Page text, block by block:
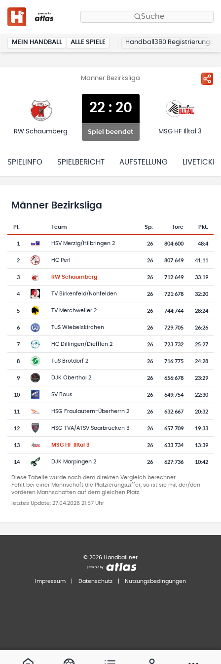
Suche
MEIN HANDBALL ALLE SPIELE Handball360 Registrierung
Männer Bezirksliga
RW Schaumberg
22: 20
Spiel beendet MSG HF Illtal 3
SPIELINFO SPIELBERICHT AUFSTELLUNG LIVETICKER
Männer Bezirksliga
Tabelle mit Vereinsplatzierungen, Spielen, Toren und Punkten
Pl.
Team-Logo
Team Sp. Tore Pkt.
1 HSV Merzig/Hilbringen 2 26 804:600 48:4
2 HC Perl 26 807:649 41:11
3 RW Schaumberg 26 712:649 33:19
4 TV Birkenfeld/Nohfelden 26 721:678 32:20
5 TV Merchweiler 2 26 744:744 28:24
6 TuS Wiebelskirchen 26 729:705 26:26
7 HC Dillingen/Diefflen 2 26 723:732 25:27
8 TuS Brotdorf 2 26 716:775 24:28
9 DJK Oberthal 2 26 656:678 23:29
10 SV Bous 26 649:754 22:30
11 HSG Fraulautern-Überherrn 2 26 632:667 20:32
12 HSG TVA/ATSV Saarbrücken 3 26 657:709 19:33
13 MSG HF Illtal 3 26 633:734 13:39
14 DJK Marpingen 2 26 627:736 10:42
Diese Tabelle wurde nach dem direkten Vergleich berechnet.
Fehlt bei einer Mannschaft die Platzierungsziffer, so ist sie mit der/den
vorderen Mannschaften auf dem gleichen Platz.
letztes Update: 27.04.2026 21:57 Uhr
© 2026 Handball.net
Impressum Datenschutz Nutzungsbedingungen